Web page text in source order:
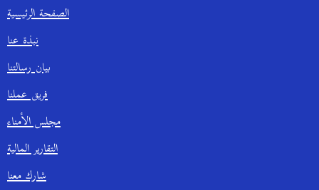
الصفحة الرئيسية
نبذة عنا
بيان رسالتنا
فريق عملنا
مجلس الأمناء
التقارير المالية
شارك معنا